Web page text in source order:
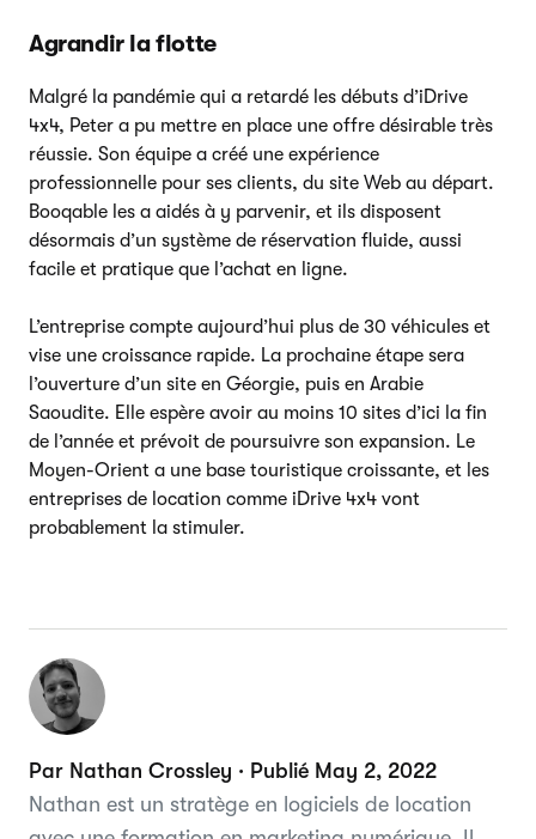
Agrandir la flotte
Malgré la pandémie qui a retardé les débuts d’iDrive
4x4, Peter a pu mettre en place une offre désirable très
réussie. Son équipe a créé une expérience
professionnelle pour ses clients, du site Web au départ.
Booqable les a aidés à y parvenir, et ils disposent
désormais d’un système de réservation fluide, aussi
facile et pratique que l’achat en ligne.
L’entreprise compte aujourd’hui plus de 30 véhicules et
vise une croissance rapide. La prochaine étape sera
l’ouverture d’un site en Géorgie, puis en Arabie
Saoudite. Elle espère avoir au moins 10 sites d’ici la fin
de l’année et prévoit de poursuivre son expansion. Le
Moyen-Orient a une base touristique croissante, et les
entreprises de location comme iDrive 4x4 vont
probablement la stimuler.
Par Nathan Crossley · Publié May 2, 2022
Nathan est un stratège en logiciels de location